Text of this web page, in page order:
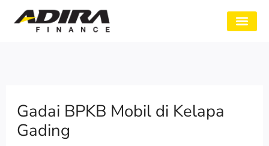
Gadai BPKB Mobil di Kelapa
Gading